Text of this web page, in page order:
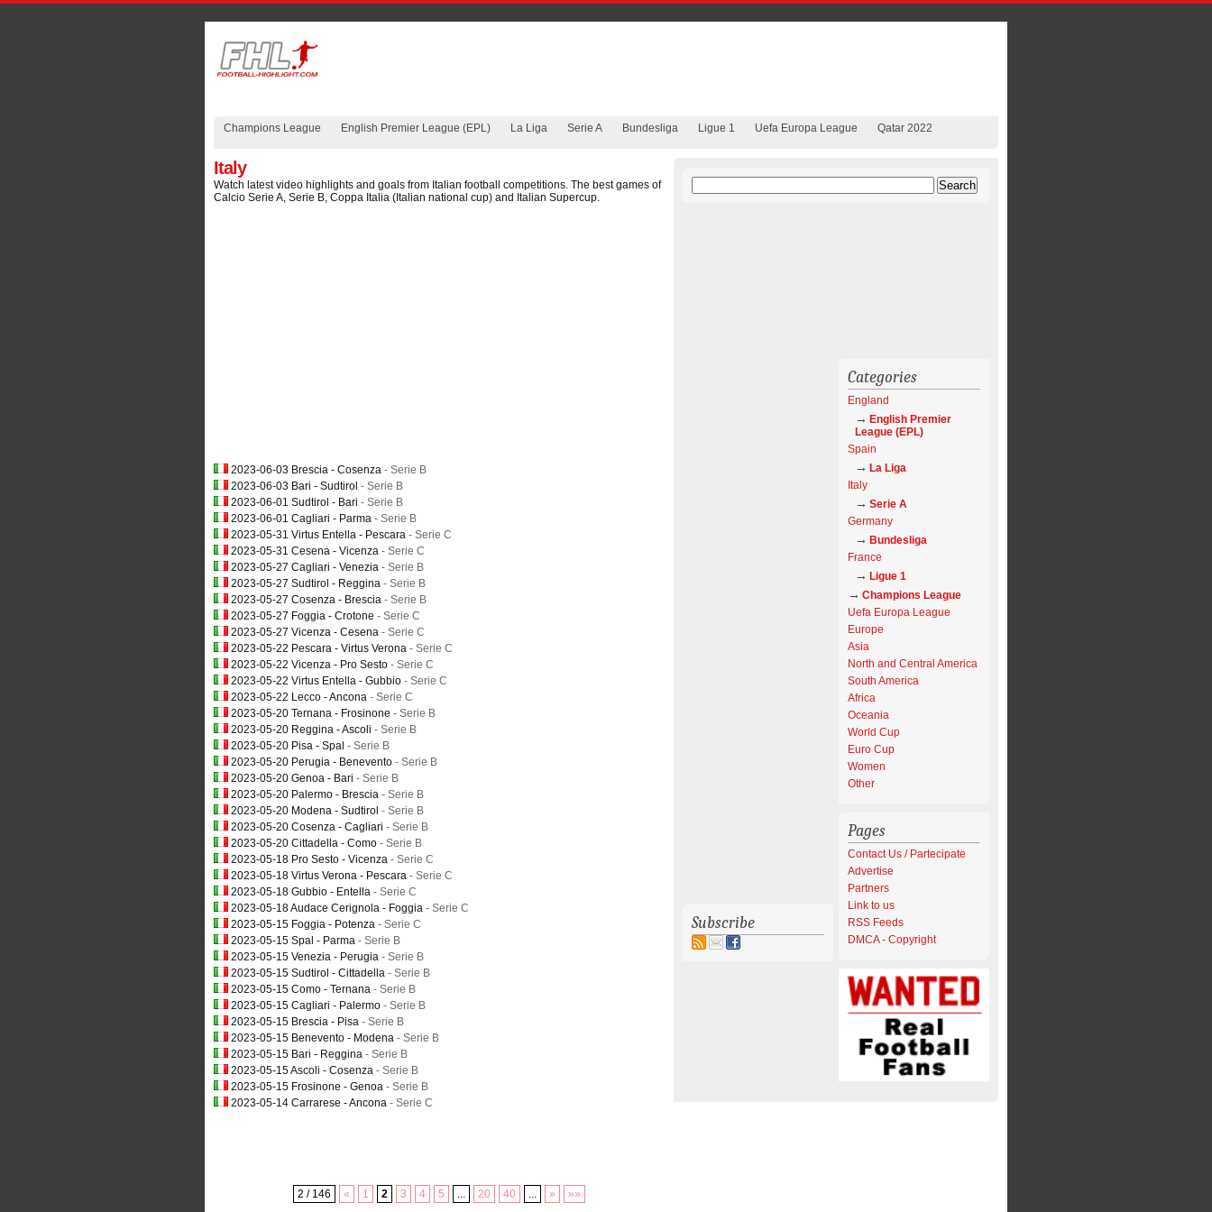
Champions League English Premier League (EPL) La Liga Serie A Bundesliga Ligue 1 Uefa Europa League Qatar 2022
Italy
Watch latest video highlights and goals from Italian football competitions. The best games of
Calcio Serie A, Serie B, Coppa Italia (Italian national cup) and Italian Supercup.
2023-06-03 Brescia - Cosenza - Serie B
2023-06-03 Bari - Sudtirol - Serie B
2023-06-01 Sudtirol - Bari - Serie B
2023-06-01 Cagliari - Parma - Serie B
2023-05-31 Virtus Entella - Pescara - Serie C
2023-05-31 Cesena - Vicenza - Serie C
2023-05-27 Cagliari - Venezia - Serie B
2023-05-27 Sudtirol - Reggina - Serie B
2023-05-27 Cosenza - Brescia - Serie B
2023-05-27 Foggia - Crotone - Serie C
2023-05-27 Vicenza - Cesena - Serie C
2023-05-22 Pescara - Virtus Verona - Serie C
2023-05-22 Vicenza - Pro Sesto - Serie C
2023-05-22 Virtus Entella - Gubbio - Serie C
2023-05-22 Lecco - Ancona - Serie C
2023-05-20 Ternana - Frosinone - Serie B
2023-05-20 Reggina - Ascoli - Serie B
2023-05-20 Pisa - Spal - Serie B
2023-05-20 Perugia - Benevento - Serie B
2023-05-20 Genoa - Bari - Serie B
2023-05-20 Palermo - Brescia - Serie B
2023-05-20 Modena - Sudtirol - Serie B
2023-05-20 Cosenza - Cagliari - Serie B
2023-05-20 Cittadella - Como - Serie B
2023-05-18 Pro Sesto - Vicenza - Serie C
2023-05-18 Virtus Verona - Pescara - Serie C
2023-05-18 Gubbio - Entella - Serie C
2023-05-18 Audace Cerignola - Foggia - Serie C
2023-05-15 Foggia - Potenza - Serie C
2023-05-15 Spal - Parma - Serie B
2023-05-15 Venezia - Perugia - Serie B
2023-05-15 Sudtirol - Cittadella - Serie B
2023-05-15 Como - Ternana - Serie B
2023-05-15 Cagliari - Palermo - Serie B
2023-05-15 Brescia - Pisa - Serie B
2023-05-15 Benevento - Modena - Serie B
2023-05-15 Bari - Reggina - Serie B
2023-05-15 Ascoli - Cosenza - Serie B
2023-05-15 Frosinone - Genoa - Serie B
2023-05-14 Carrarese - Ancona - Serie C
2 / 146 « 1 2 3 4 5 ... 20 40 ... » »»
Subscribe
Categories
England
English Premier
League (EPL)
Spain
La Liga
Italy
Serie A
Germany
Bundesliga
France
Ligue 1
Champions League
Uefa Europa League
Europe
Asia
North and Central America
South America
Africa
Oceania
World Cup
Euro Cup
Women
Other
Pages
Contact Us / Partecipate
Advertise
Partners
Link to us
RSS Feeds
DMCA - Copyright